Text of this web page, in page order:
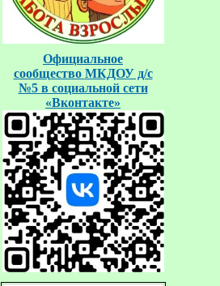
Официальное
сообщество МКДОУ д/с
№5 в социальной сети
«Вконтакте»